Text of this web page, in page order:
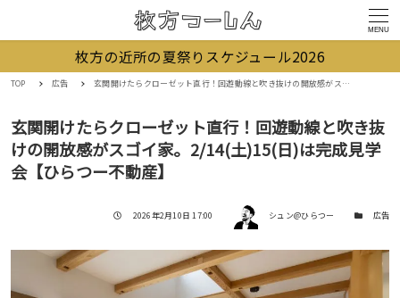
MENU
枚方の近所の夏祭りスケジュール2026
TOP 広告 玄関開けたらクローゼット直行！回遊動線と吹き抜けの開放感がスゴイ家。2/14(土)15(日)は完成見学会【ひらつー不動産】
玄関開けたらクローゼット直行！回遊動線と吹き抜
けの開放感がスゴイ家。2/14(土)15(日)は完成見学
会【ひらつー不動産】
投稿日
2026年2月10日 17:00 著者 シュン@ひらつー カテゴリー
広告